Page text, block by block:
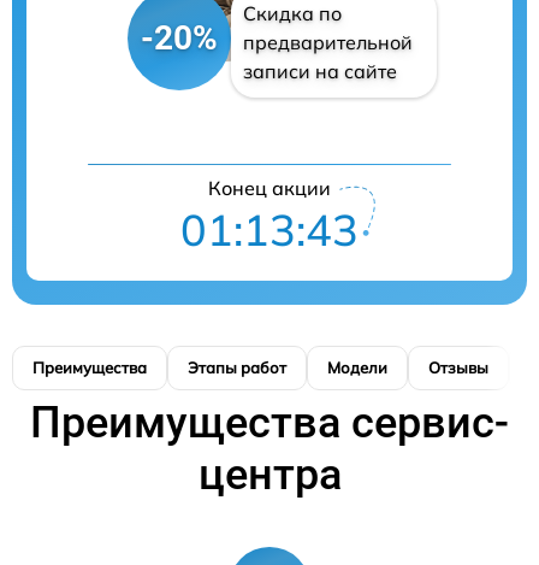
-20%
Скидка по
предварительной
записи на сайте
Конец акции
01:13:43
Преимущества Этапы работ Модели Отзывы
Преимущества сервис-
центра